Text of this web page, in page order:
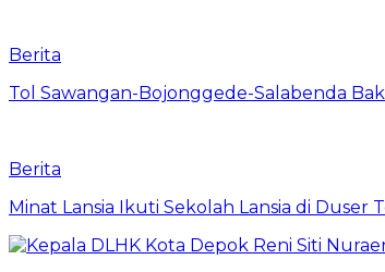
Berita
Tol Sawangan-Bojonggede-Salabenda
Berita
Minat Lansia Ikuti Sekolah Lansia di Duser